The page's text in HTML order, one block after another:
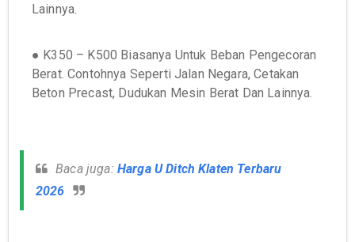
Lainnya.
● K350 – K500 Biasanya Untuk Beban Pengecoran
Berat. Contohnya Seperti Jalan Negara, Cetakan
Beton Precast, Dudukan Mesin Berat Dan Lainnya.
Baca juga: Harga U Ditch Klaten Terbaru
2026